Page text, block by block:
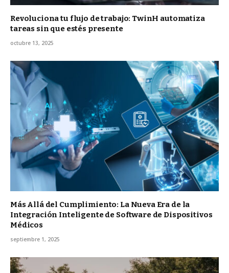
Revoluciona tu flujo de trabajo: TwinH automatiza
tareas sin que estés presente
octubre 13, 2025
Más Allá del Cumplimiento: La Nueva Era de la
Integración Inteligente de Software de Dispositivos
Médicos
septiembre 1, 2025